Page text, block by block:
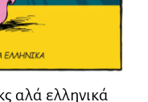
αλά ελληνικά